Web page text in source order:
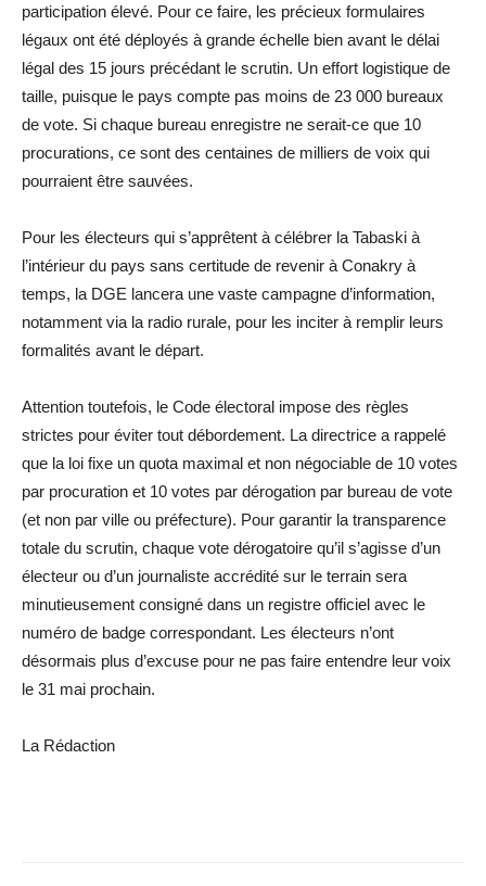
participation élevé. Pour ce faire, les précieux formulaires
légaux ont été déployés à grande échelle bien avant le délai
légal des 15 jours précédant le scrutin. Un effort logistique de
taille, puisque le pays compte pas moins de 23 000 bureaux
de vote. Si chaque bureau enregistre ne serait-ce que 10
procurations, ce sont des centaines de milliers de voix qui
pourraient être sauvées.
Pour les électeurs qui s’apprêtent à célébrer la Tabaski à
l’intérieur du pays sans certitude de revenir à Conakry à
temps, la DGE lancera une vaste campagne d’information,
notamment via la radio rurale, pour les inciter à remplir leurs
formalités avant le départ.
Attention toutefois, le Code électoral impose des règles
strictes pour éviter tout débordement. La directrice a rappelé
que la loi fixe un quota maximal et non négociable de 10 votes
par procuration et 10 votes par dérogation par bureau de vote
(et non par ville ou préfecture). Pour garantir la transparence
totale du scrutin, chaque vote dérogatoire qu’il s’agisse d’un
électeur ou d’un journaliste accrédité sur le terrain sera
minutieusement consigné dans un registre officiel avec le
numéro de badge correspondant. Les électeurs n’ont
désormais plus d’excuse pour ne pas faire entendre leur voix
le 31 mai prochain.
La Rédaction